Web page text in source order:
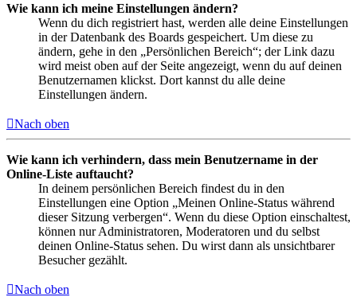
Wie kann ich meine Einstellungen ändern?
Wenn du dich registriert hast, werden alle deine Einstellungen
in der Datenbank des Boards gespeichert. Um diese zu
ändern, gehe in den „Persönlichen Bereich“; der Link dazu
wird meist oben auf der Seite angezeigt, wenn du auf deinen
Benutzernamen klickst. Dort kannst du alle deine
Einstellungen ändern.
Nach oben
Wie kann ich verhindern, dass mein Benutzername in der
Online-Liste auftaucht?
In deinem persönlichen Bereich findest du in den
Einstellungen eine Option „Meinen Online-Status während
dieser Sitzung verbergen“. Wenn du diese Option einschaltest,
können nur Administratoren, Moderatoren und du selbst
deinen Online-Status sehen. Du wirst dann als unsichtbarer
Besucher gezählt.
Nach oben